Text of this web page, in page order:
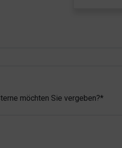
möchten Sie vergeben?*